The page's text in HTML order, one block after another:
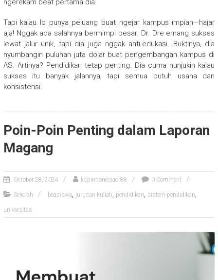
ngerekam beat pertama dia.
Tapi kalau lo punya peluang buat ngejar kampus impian—hajar
aja! Nggak ada salahnya bermimpi besar. Dr. Dre emang sukses
lewat jalur unik, tapi dia juga nggak anti-edukasi. Buktinya, dia
nyumbangin puluhan juta dolar buat pengembangan kampus di
AS. Artinya? Pendidikan tetap penting. Dia cuma nunjukin kalau
sukses itu banyak jalannya, tapi semua butuh usaha dan
konsistensi.
Poin-Poin Penting dalam Laporan
Magang
October 28, 2024 kspindonesiaor88 0 Comment
Sekolah beasiswa, jurusan kuliah, pendidikan, sistem pendidikan,
universitas